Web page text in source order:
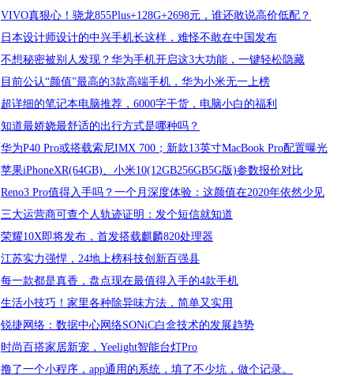
VIVO真狠心！骁龙855Plus+128G+2698元，谁还敢说高价低配？
日本设计师设计的中兴手机长这样，难怪不敢在中国发布
不想秘密被别人发现？华为手机开启这3大功能，一键轻松隐藏
目前公认“颜值”最高的3款高端手机，华为小米无一上榜
超详细的笔记本电脑推荐，6000字干货，电脑小白的福利
知道最娇娆最舒适的出行方式是哪种吗？
华为P40 Pro或搭载索尼IMX 700；新款13英寸MacBook Pro配置曝光
苹果iPhoneXR(64GB)、小米10(12GB256GB5G版)参数报价对比
Reno3 Pro值得入手吗？一个月深度体验：这颜值在2020年依然少见
三大运营商可查个人轨迹证明：发个短信就知道
荣耀10X即将发布，首发搭载麒麟820处理器
江苏实力强悍，24地上榜科技创新百强县
每一款都是真香，盘点现在最值得入手的4款手机
生活小技巧！家里各种除异味方法，简单又实用
锐捷网络：数据中心网络SONiC白盒技术的发展趋势
时尚百搭家居新宠，Yeelight智能台灯Pro
撸了一个小程序，app通用的系统，填了不少坑，做个记录。